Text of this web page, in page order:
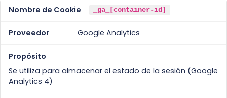
_ga_[container-id]
Google Analytics
Se utiliza para almacenar el estado de la sesión (Google
Analytics 4)